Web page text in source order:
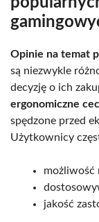
Opinie na temat
są niezwykle
decyzję o ich
ergonomiczne
spędzone przed
Użytkownicy
możliwość
jakość